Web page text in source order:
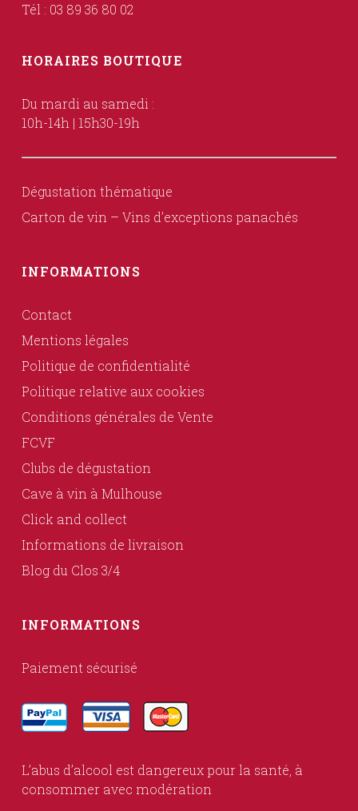
Tél : 03 89 36 80 02
HORAIRES BOUTIQUE
Du mardi au samedi :
10h-14h | 15h30-19h
Dégustation thématique
Carton de vin – Vins d’exceptions panachés
INFORMATIONS
Contact
Mentions légales
Politique de confidentialité
Politique relative aux cookies
Conditions générales de Vente
FCVF
Clubs de dégustation
Cave à vin à Mulhouse
Click and collect
Informations de livraison
Blog du Clos 3/4
INFORMATIONS
Paiement sécurisé
L’abus d’alcool est dangereux pour la santé, à
consommer avec modération